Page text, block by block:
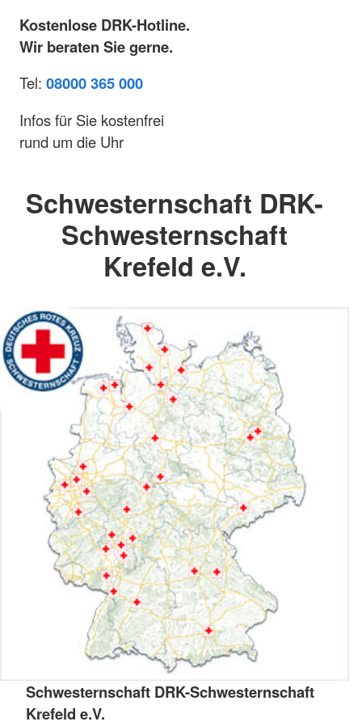
Kostenlose DRK-Hotline.
Wir beraten Sie gerne.
Tel: 08000 365 000
Infos für Sie kostenfrei
rund um die Uhr
Schwesternschaft DRK-
Schwesternschaft
Krefeld e.V.
Schwesternschaft DRK-Schwesternschaft
Krefeld e.V.